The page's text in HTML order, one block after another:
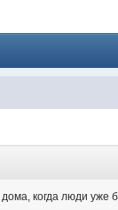
когда люди уже